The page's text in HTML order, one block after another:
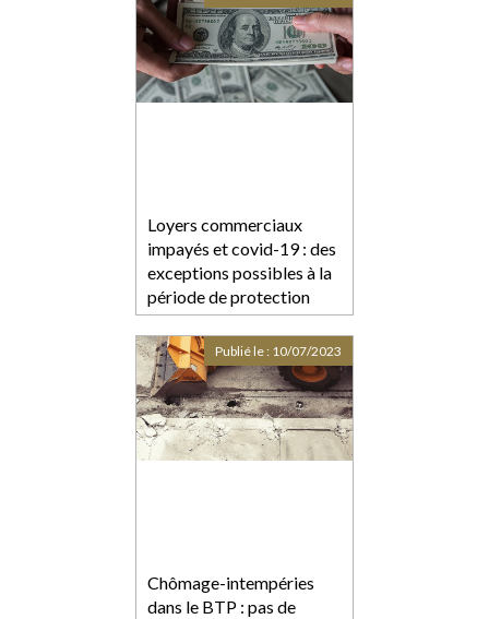
Loyers commerciaux
impayés et covid-19 : des
exceptions possibles à la
période de protection
Chômage-intempéries
dans le BTP : pas de
Publié le : 10/07/2023